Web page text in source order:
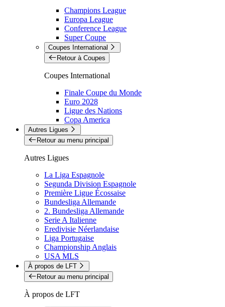
Champions League
Europa League
Conference League
Super Coupe
Coupes International
Retour à Coupes
Coupes International
Finale Coupe du Monde
Euro 2028
Ligue des Nations
Copa America
Autres Ligues
Retour au menu principal
Autres Ligues
La Liga Espagnole
Segunda Division Espagnole
Première Ligue Écossaise
Bundesliga Allemande
2. Bundesliga Allemande
Serie A Italienne
Eredivisie Néerlandaise
Liga Portugaise
Championship Anglais
USA MLS
À propos de LFT
Retour au menu principal
À propos de LFT